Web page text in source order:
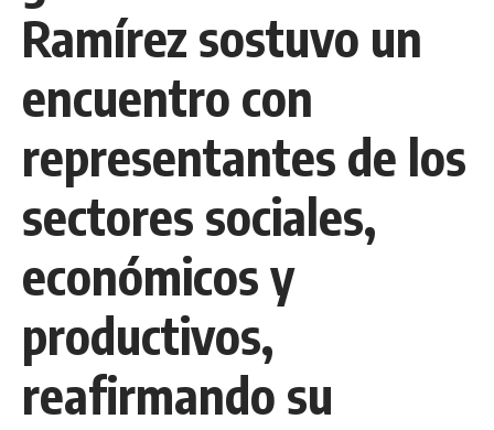
Ramírez sostuvo un
encuentro con
representantes de los
sectores sociales,
económicos y
productivos,
reafirmando su